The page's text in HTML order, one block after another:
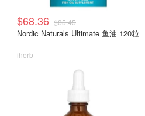
$68.36 $85.45
Nordic Naturals Ultimate 鱼油 120粒
iherb